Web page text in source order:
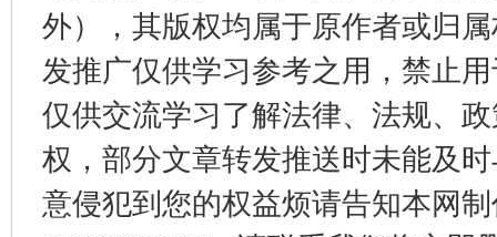
外），其版权均属于原作者或归
发推广仅供学习参考之用，禁止
仅供交流学习了解法律、法规、
权，部分文章转发推送时未能及
意侵犯到您的权益烦请告知本网